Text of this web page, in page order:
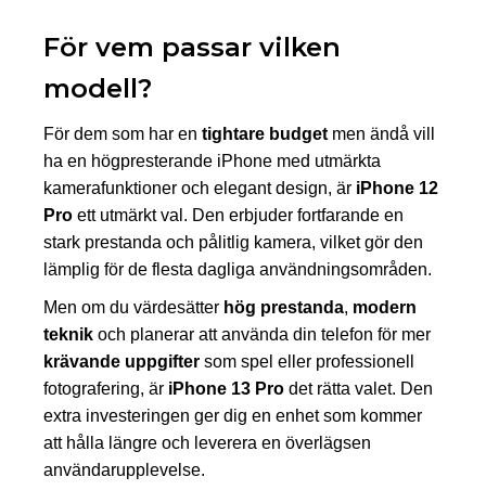
För vem passar vilken
modell?
För dem som har en tightare budget men ändå vill
ha en högpresterande iPhone med utmärkta
kamerafunktioner och elegant design, är iPhone 12
Pro ett utmärkt val. Den erbjuder fortfarande en
stark prestanda och pålitlig kamera, vilket gör den
lämplig för de flesta dagliga användningsområden.
Men om du värdesätter hög prestanda, modern
teknik och planerar att använda din telefon för mer
krävande uppgifter som spel eller professionell
fotografering, är iPhone 13 Pro det rätta valet. Den
extra investeringen ger dig en enhet som kommer
att hålla längre och leverera en överlägsen
användarupplevelse.